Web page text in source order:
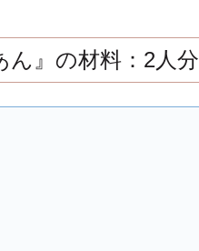
ん』の材料：2人分